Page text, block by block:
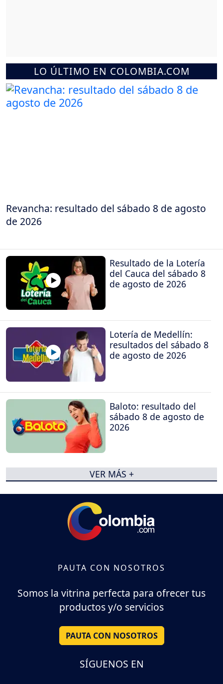
LO ÚLTIMO EN COLOMBIA.COM
Revancha: resultado del sábado 8 de agosto
de 2026
Resultado de la Lotería
del Cauca del sábado 8
de agosto de 2026
Lotería de Medellín:
resultados del sábado 8
de agosto de 2026
Baloto: resultado del
sábado 8 de agosto de
2026
VER MÁS +
PAUTA CON NOSOTROS
Somos la vitrina perfecta para ofrecer tus
productos y/o servicios
PAUTA CON NOSOTROS
SÍGUENOS EN